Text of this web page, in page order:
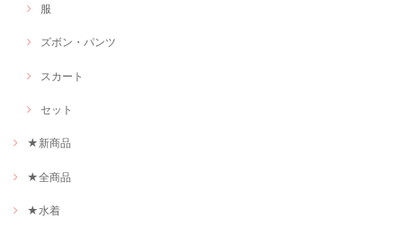
服
ズボン・パンツ
スカート
セット
★新商品
★全商品
★水着